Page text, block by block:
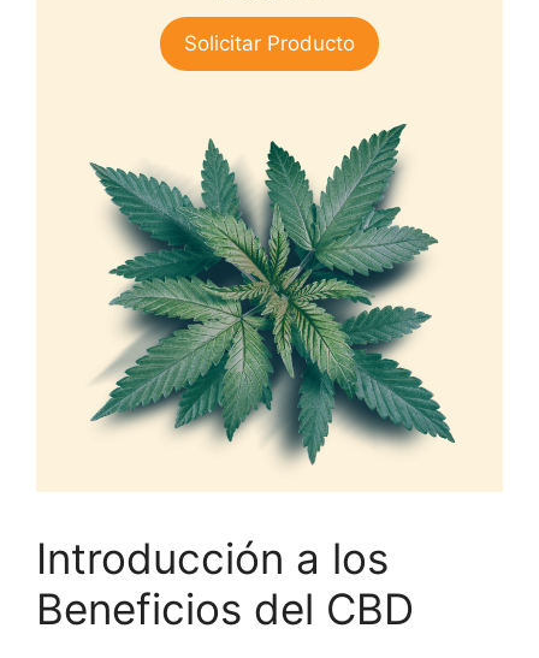
3.00
de 5
Solicitar Producto
Introducción a los
Beneficios del CBD